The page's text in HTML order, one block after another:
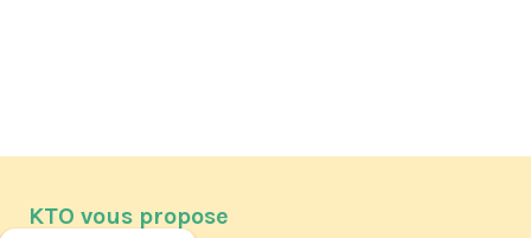
KTO vous propose